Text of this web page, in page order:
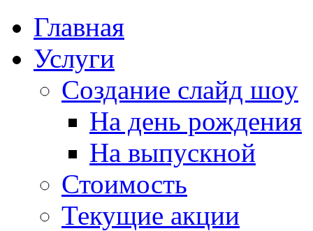
Главная
Услуги
Создание слайд шоу
На день рождения
На выпускной
Стоимость
Текущие акции